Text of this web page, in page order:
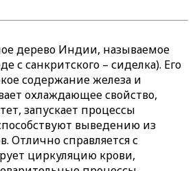
дерево Индии, называемое
с санкритского – сиделка). Его
содержание железа и
охлаждающее свойство,
запускает процессы
выведению из
Отлично справляется с
циркуляцию крови,